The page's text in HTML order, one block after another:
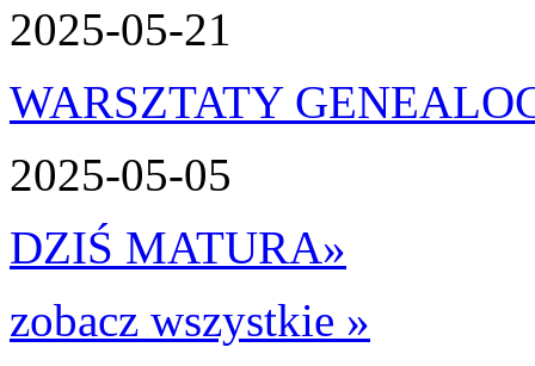
2025-05-21
WARSZTATY
2025-05-05
DZIŚ MATURA»
zobacz wszystkie »